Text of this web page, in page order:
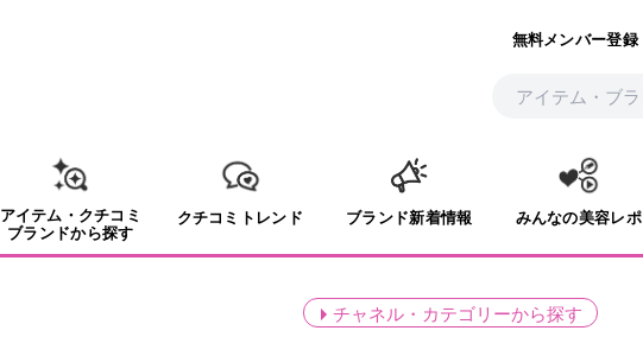
無料メンバー登録
アイテム・クチコミ
ブランドから探す
クチコミトレンド ブランド新着情報 みんなの美容レポ
チャネル・カテゴリーから探す